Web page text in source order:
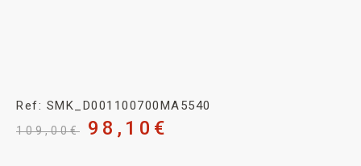
Ref: SMK_D001100700MA5540
109,00€ 98,10 €